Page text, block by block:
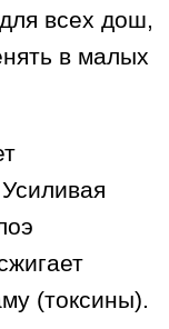
всех дош,
в малых
(токсины).